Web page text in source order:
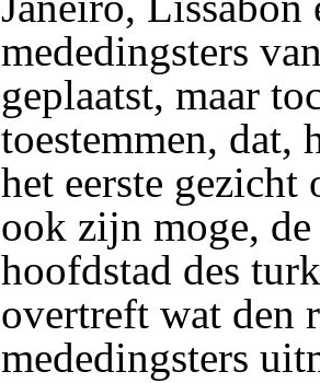
mededingsters
geplaatst, maar
toestemmen, dat,
het eerste gezicht
ook zijn moge,
hoofdstad des
overtreft wat den
mededingsters